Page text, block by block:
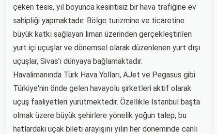
çeken tesis, yıl boyunca kesintisiz bir hava trafiğine ev
sahipliği yapmaktadır. Bölge turizmine ve ticaretine
büyük katkı sağlayan liman üzerinden gerçekleştirilen
yurt içi uçuşlar ve dönemsel olarak düzenlenen yurt dışı
uçuşlar, Sivas'ı dünyaya bağlamaktadır.
Havalimanında Türk Hava Yolları, AJet ve Pegasus gibi
Türkiye'nin önde gelen havayolu şirketleri aktif olarak
uçuş faaliyetleri yürütmektedir. Özellikle İstanbul başta
olmak üzere büyük şehirlere yönelik yoğun talep, bu
hatlardaki uçak bileti arayışını yılın her döneminde canlı